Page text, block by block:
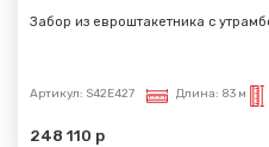
Забор из евроштакетника с
Артикул: S42E427 Длина: 83 м
248 110 р